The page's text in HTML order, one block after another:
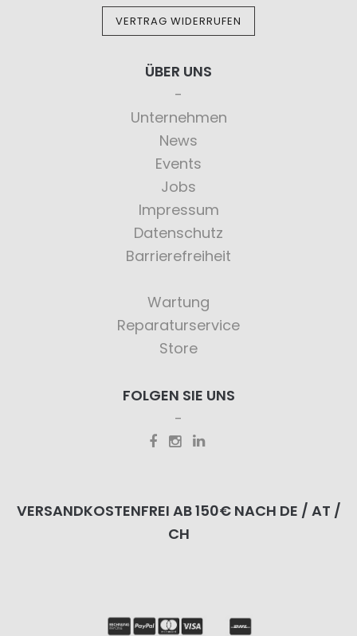
VERTRAG WIDERRUFEN
ÜBER UNS
Unternehmen
News
Events
Jobs
Impressum
Datenschutz
Barrierefreiheit
Wartung
Reparaturservice
Store
FOLGEN SIE UNS
VERSANDKOSTENFREI AB 150€ NACH DE / AT /
CH